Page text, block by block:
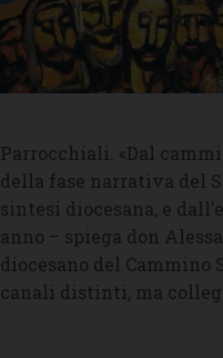
Parrocchiali. «Dal
della fase narrativa del
sintesi diocesana, e
anno – spiega don
diocesano del Cammino
canali distinti, ma